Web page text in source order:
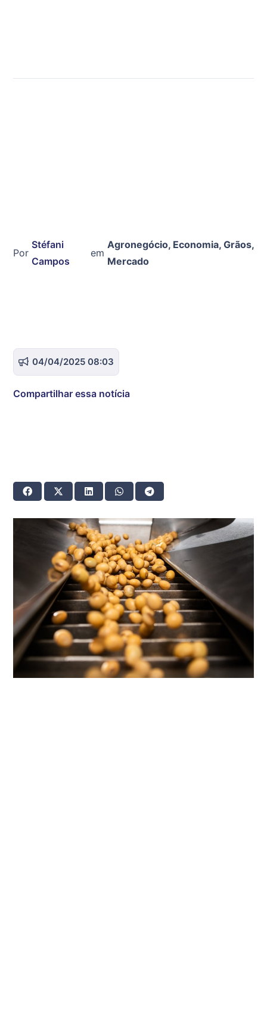
Por
Stéfani
Campos
em
Agronegócio, Economia, Grãos,
Mercado
04/04/2025 08:03
Compartilhar essa notícia